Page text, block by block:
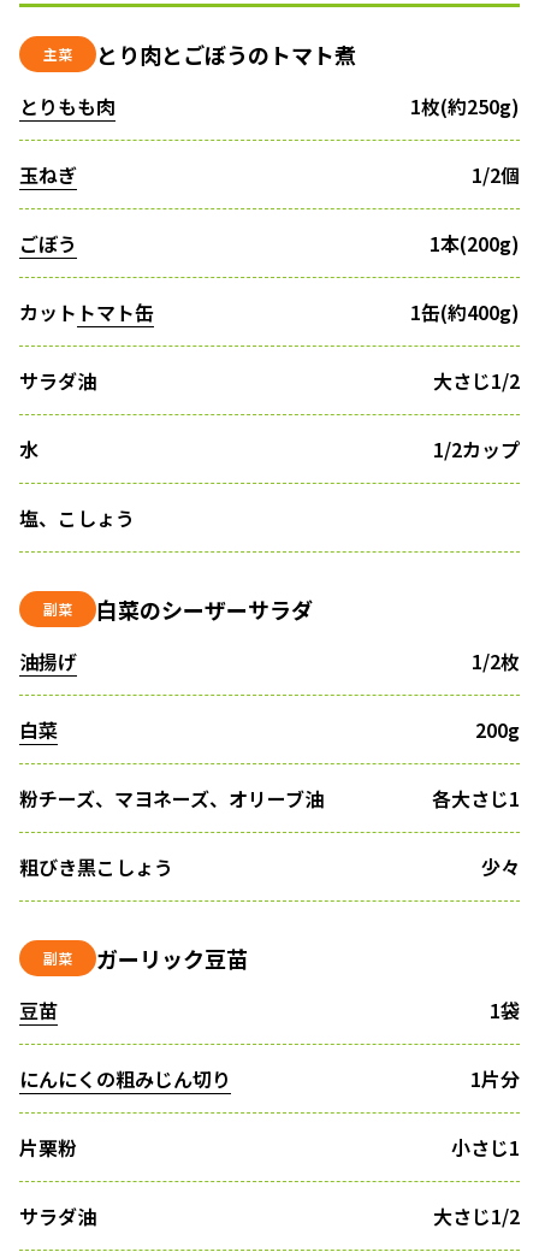
主菜 とり肉とごぼうのトマト煮
とりもも肉 1枚(約250g)
玉ねぎ 1/2個
ごぼう 1本(200g)
カット トマト缶 1缶(約400g)
サラダ油 大さじ1/2
水 1/2カップ
塩、こしょう
副菜 白菜のシーザーサラダ
油揚げ 1/2枚
白菜 200g
粉チーズ、マヨネーズ、オリーブ油 各大さじ1
粗びき黒こしょう 少々
副菜 ガーリック豆苗
豆苗 1袋
にんにくの粗みじん切り 1片分
片栗粉 小さじ1
サラダ油 大さじ1/2